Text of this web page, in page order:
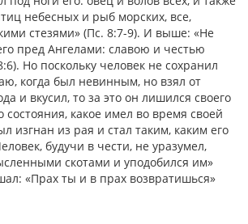
небесных и рыб морских, все,
стезями» (Пс. 8:7-9). И выше: «Не
пред Ангелами: славою и честью
Но поскольку человек не сохранил
когда был невинным, но взял от
и вкусил, то за это он лишился своего
состояния, какое имел во время своей
изгнан из рая и стал таким, каким его
будучи в чести, не уразумел,
скотами и уподобился им»
«Прах ты и в прах возвратишься»